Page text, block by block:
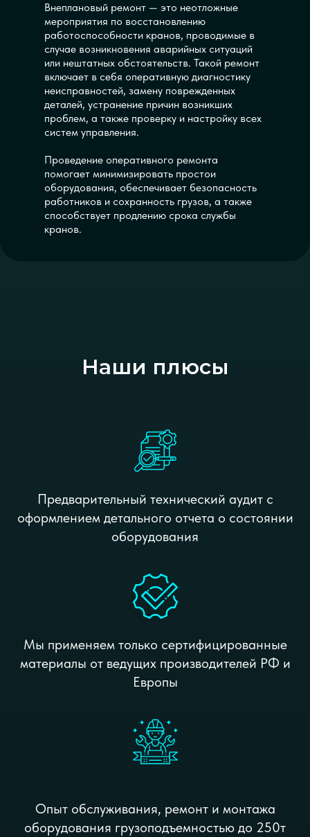
Внеплановый ремонт — это неотложные
мероприятия по восстановлению
работоспособности кранов, проводимые в
случае возникновения аварийных ситуаций
или нештатных обстоятельств. Такой ремонт
включает в себя оперативную диагностику
неисправностей, замену поврежденных
деталей, устранение причин возникших
проблем, а также проверку и настройку всех
систем управления.
Проведение оперативного ремонта
помогает минимизировать простои
оборудования, обеспечивает безопасность
работников и сохранность грузов, а также
способствует продлению срока службы
кранов.
Наши плюсы
Предварительный технический аудит с
оформлением детального отчета о состоянии
оборудования
Мы применяем только сертифицированные
материалы от ведущих производителей РФ и
Европы
Опыт обслуживания, ремонт и монтажа
оборудования грузоподъемностью до 250т